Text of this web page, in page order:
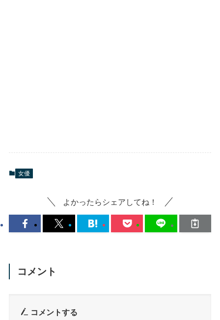
女優
よかったらシェアしてね！
コメント
コメントする